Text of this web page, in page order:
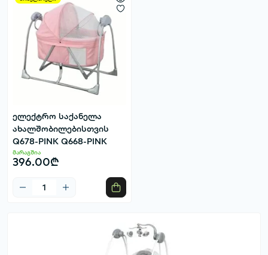
ელექტრო საქანელა
ახალშობილებისთვის
Q678-PINK Q668-PINK
მარაგშია
396.00₾